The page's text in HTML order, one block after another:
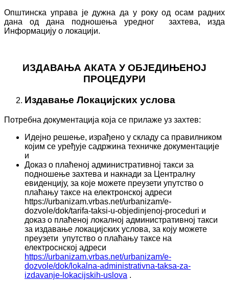
Општинска управа је дужна да у року од осам радних
дана од дана подношења уредног захтева, изда
Информацију о локацији.
ИЗДАВАЊА АКАТА У ОБЈЕДИЊЕНОЈ
ПРОЦЕДУРИ
Издавање Локацијских услова
Потребна документација која се прилаже уз захтев:
Идејно решење, израђено у складу са правилником
којим се уређује садржина техничке документације
и
Доказ о плаћеној административној такси за
подношење захтева и накнади за Централну
евиденцију, за које можете преузети упутство о
плаћању таксе на електронској адреси
https://urbanizam.vrbas.net/urbanizam/e-
dozvole/dok/tarifa-taksi-u-objedinjenoj-proceduri и
доказ о плаћеној локалној административној такси
за издавање локацијских услова, за коју можете
преузети упутство о плаћању таксе на
електроснској адреси
https://urbanizam.vrbas.net/urbanizam/e-
dozvole/dok/lokalna-administrativna-taksa-za-
izdavanje-lokacijskih-uslovа .